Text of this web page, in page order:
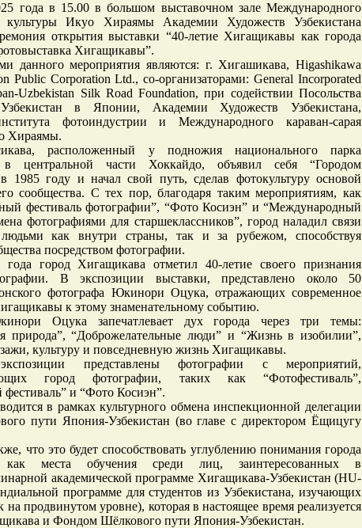
года в 15.00 в большом выставочном зале Международного
культуры Икуо Хираямы Академии Художеств Узбекистана
открытия выставки “40-летие Хигащикавы как города
Хигащикавы”.
данного мероприятия являются: г. Хигашикава, Higashikawa
Public Corporation Ltd., со-организаторами: General Incorporated
Uzbekistan Silk Road Foundation, при содействии Посольства
в Японии, Академии Художеств Узбекистана,
фотоиндустрии и Международного караван-сарая
Хираямы.
расположенный у подножия национального парка
в центральной части Хоккайдо, объявил себя “Городом
1985 году и начал свой путь, сделав фотокультуру основой
сообщества. С тех пор, благодаря таким мероприятиям, как
фестиваль фотографии”, “Фото Косиэн” и “Международный
фотографиями для старшеклассников”, город наладил связи
как внутри страны, так и за рубежом, способствуя
посредством фотографии.
город Хигащикава отметил 40-летие своего признания
В экспозиции выставки, представлено около 50
фотографа Юкинори Оцука, отражающих современное
к этому знаменательному событию.
Оцука запечатлевает дух города через три темы:
природа”, “Доброжелательные люди” и “Жизнь в изобилии”,
культуру и повседневную жизнь Хигащикавы.
представлены фотографии с мероприятий,
город фотографии, таких как “Фотофестиваль”,
и “Фото Косиэн”.
в рамках культурного обмена инспекционной делегации
пути Япония-Узбекистан (во главе с директором Ёщицугу
что это будет способствовать углублению понимания города
как места обучения среди лиц, заинтересованных в
академической программе Хигащикава-Узбекистан (HU-
программе для студентов из Узбекистана, изучающих
на продвинутом уровне), которая в настоящее время реализуется
и Фондом Шёлкового пути Япония-Узбекистан.